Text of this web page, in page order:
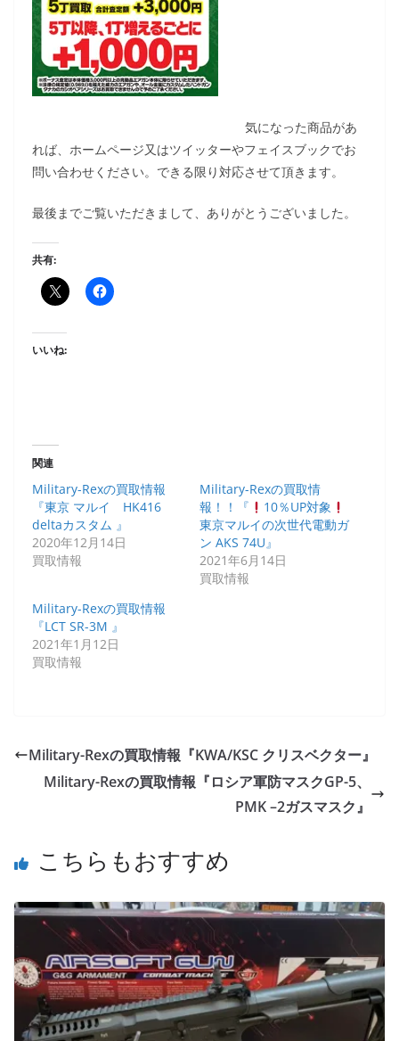
気になった商品があ
れば、ホームページ又はツイッターやフェイスブックでお
問い合わせください。できる限り対応させて頂きます。
最後までご覧いただきまして、ありがとうございました。
共有:
いいね:
関連
Military-Rexの買取情報
『東京 マルイ HK416
deltaカスタム 』
2020年12月14日
買取情報
Military-Rexの買取情
報！！『
10％UP対象
東京マルイの次世代電動ガ
ン AKS 74U』
2021年6月14日
買取情報
Military-Rexの買取情報
『LCT SR-3M 』
2021年1月12日
買取情報
Military-Rexの買取情報『KWA/KSC クリスベクター』
Military-Rexの買取情報『ロシア軍防マスクGP-5、
PMK –2ガスマスク』
こちらもおすすめ